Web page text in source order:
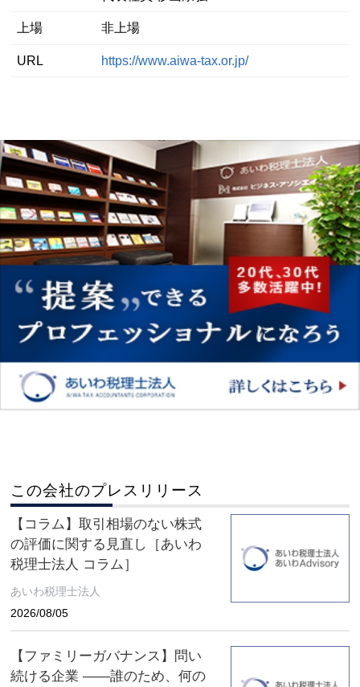
上場 非上場
URL https://www.aiwa-tax.or.jp/
この会社のプレスリリース
【コラム】取引相場のない株式
の評価に関する見直し［あいわ
税理士法人 コラム］
あいわ税理士法人
2026/08/05
【ファミリーガバナンス】問い
続ける企業 ――誰のため、何の